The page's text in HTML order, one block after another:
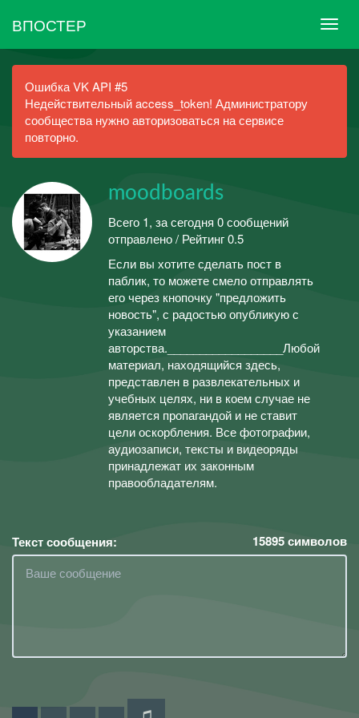
ВПОСТЕР
Ошибка VK API #5
Недействительный access_token! Администратору
сообщества нужно авторизоваться на сервисе
повторно.
moodboards
Всего 1, за сегодня 0 сообщений
отправлено / Рейтинг 0.5
Если вы хотите сделать пост в
паблик, то можете смело отправлять
его через кнопочку "предложить
новость", с радостью опубликую с
указанием
авторства.__________________Любой
материал, находящийся здесь,
представлен в развлекательных и
учебных целях, ни в коем случае не
является пропагандой и не ставит
цели оскорбления. Все фотографии,
аудиозаписи, тексты и видеоряды
принадлежат их законным
правообладателям.
Текст сообщения: 15895символов